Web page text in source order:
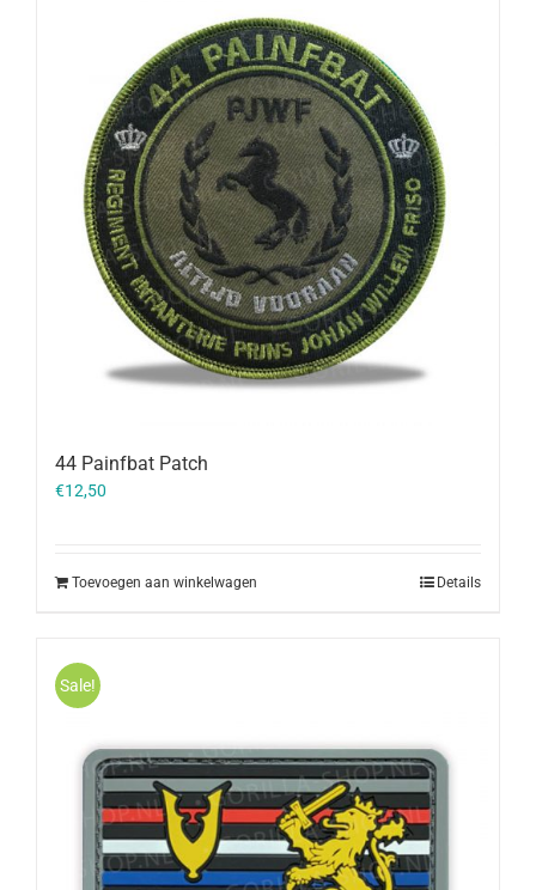
44 Painfbat Patch
€12,50
Toevoegen aan winkelwagen Details
Sale!